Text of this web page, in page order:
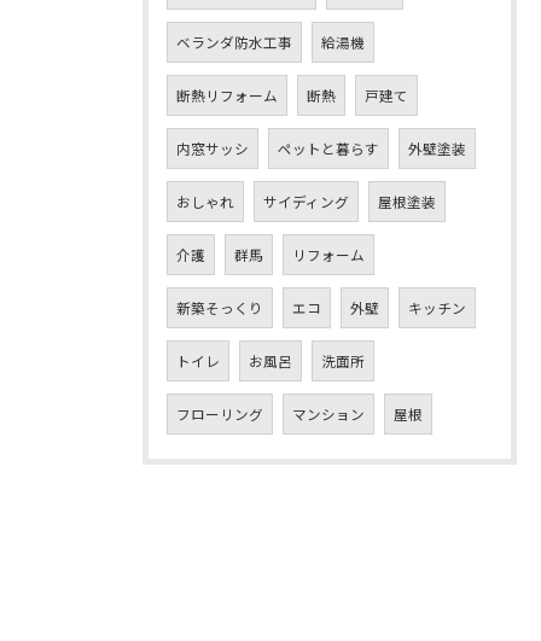
ベランダ防水工事 給湯機
断熱リフォーム 断熱 戸建て
内窓サッシ ペットと暮らす 外壁塗装
おしゃれ サイディング 屋根塗装
介護 群馬 リフォーム
新築そっくり エコ 外壁 キッチン
トイレ お風呂 洗面所
フローリング マンション 屋根